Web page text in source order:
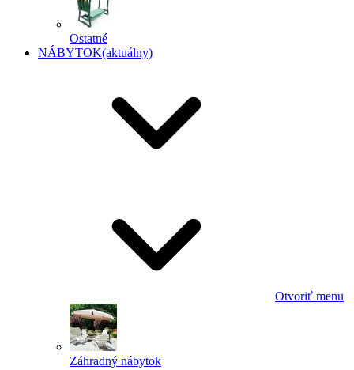
Ostatné
NÁBYTOK(aktuálny)
Otvoriť menu
Záhradný nábytok